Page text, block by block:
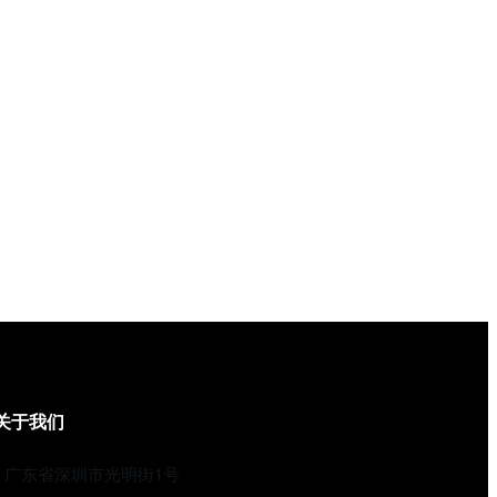
于我们
广东省深圳市光明街1号